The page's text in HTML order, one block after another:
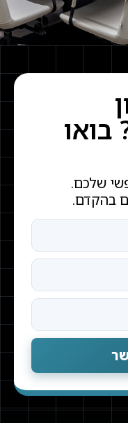
בואו
שלכם.
בהקדם.